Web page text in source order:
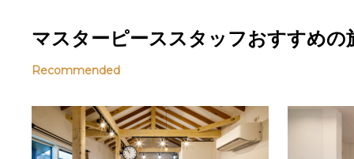
マスターピーススタッフおすすめの
Recommended